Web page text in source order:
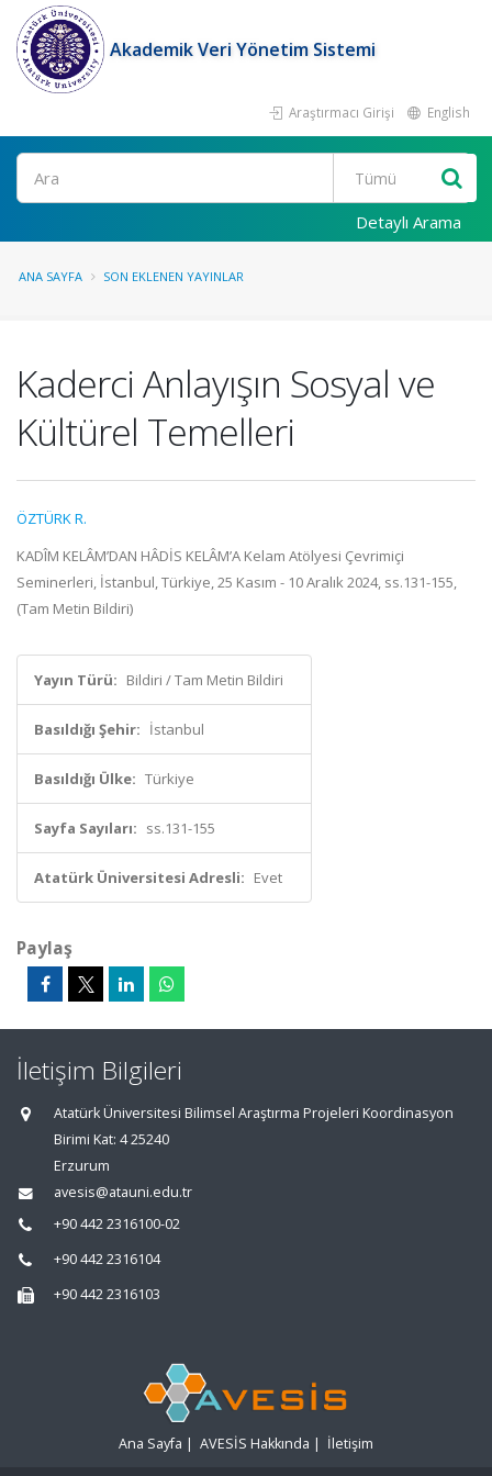
Akademik Veri Yönetim Sistemi
Araştırmacı Girişi English
Ara
Detaylı Arama
ANA SAYFA SON EKLENEN YAYINLAR
Kaderci Anlayışın Sosyal ve
Kültürel Temelleri
ÖZTÜRK R.
KADÎM KELÂM’DAN HÂDİS KELÂM’A Kelam Atölyesi Çevrimiçi
Seminerleri, İstanbul, Türkiye, 25 Kasım - 10 Aralık 2024, ss.131-155,
(Tam Metin Bildiri)
Yayın Türü: Bildiri / Tam Metin Bildiri
Basıldığı Şehir: İstanbul
Basıldığı Ülke: Türkiye
Sayfa Sayıları: ss.131-155
Atatürk Üniversitesi Adresli: Evet
Paylaş
İletişim Bilgileri
Atatürk Üniversitesi Bilimsel Araştırma Projeleri Koordinasyon
Birimi Kat: 4 25240
Erzurum
avesis@atauni.edu.tr
+90 442 2316100-02
+90 442 2316104
+90 442 2316103
Ana Sayfa | AVESİS Hakkında | İletişim